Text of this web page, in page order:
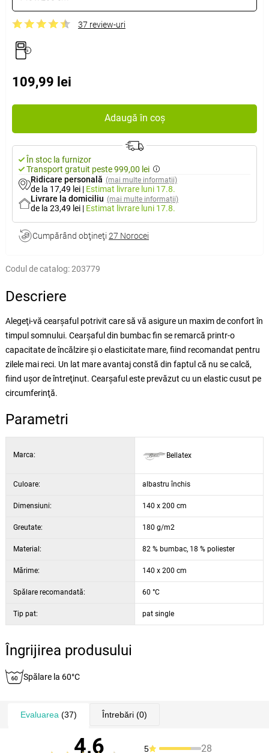
37 review-uri
109,99 lei
Adaugă în coș
În stoc la furnizor
Transport gratuit peste 999,00 lei
Ridicare personală (mai multe informații)
de la 17,49 lei | Estimat livrare luni 17.8.
Livrare la domiciliu (mai multe informații)
de la 23,49 lei | Estimat livrare luni 17.8.
Cumpărând obţineţi 27 Norocei
Codul de catalog:203779
Descriere
Alegeţi-vă cearşaful potrivit care să vă asigure un maxim de confort în
timpul somnului. Cearşaful din bumbac fin se remarcă printr-o
capacitate de încălzire şi o elasticitate mare, fiind recomandat pentru
zilele mai reci. Un lat mare avantaj constă din faptul că nu se calcă,
fiind uşor de întreţinut. Cearşaful este prevăzut cu un elastic cusut pe
circumferinţă.
Parametri
Marca: Bellatex
Culoare: albastru închis
Dimensiuni: 140 x 200 cm
Greutate: 180 g/m2
Material: 82 % bumbac, 18 % poliester
Mărime: 140 x 200 cm
Spălare recomandată: 60 °C
Tip pat: pat single
Îngrijirea produsului
Spălare la 60°C
Evaluarea (37) Întrebări(0)
4,6 5 28